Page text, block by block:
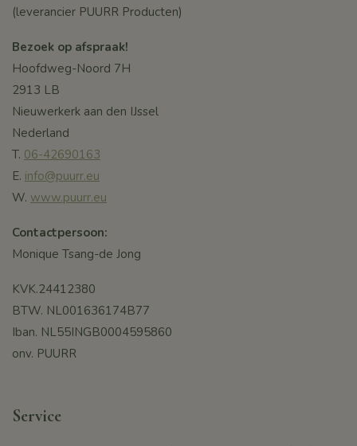
(leverancier PUURR Producten)
Bezoek op afspraak!
Hoofdweg-Noord 7H
2913 LB
Nieuwerkerk aan den IJssel
Nederland
T. 06-42690163
E. info@puurr.eu
W. www.puurr.eu
Contactpersoon:
Monique Tsang-de Jong
KVK.24412380
BTW. NL001636174B77
Iban. NL55INGB0004595860
onv. PUURR
Service